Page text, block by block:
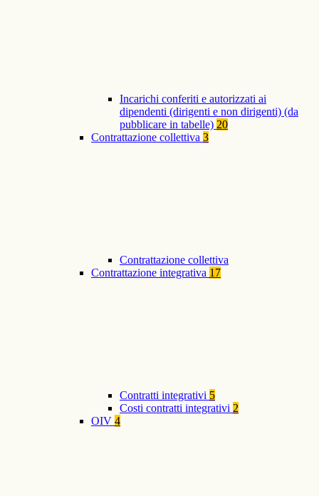
Incarichi conferiti e autorizzati ai
dipendenti (dirigenti e non dirigenti) (da
pubblicare in tabelle) 20
Contrattazione collettiva 3
Contrattazione collettiva
Contrattazione integrativa 17
Contratti integrativi 5
Costi contratti integrativi 2
OIV 4